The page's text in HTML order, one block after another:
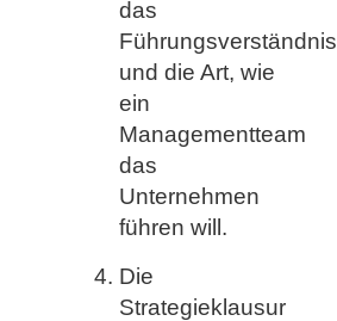
das
Führungsverständnis
und die Art, wie
ein
Managementteam
das
Unternehmen
führen will.
Die
Strategieklausur